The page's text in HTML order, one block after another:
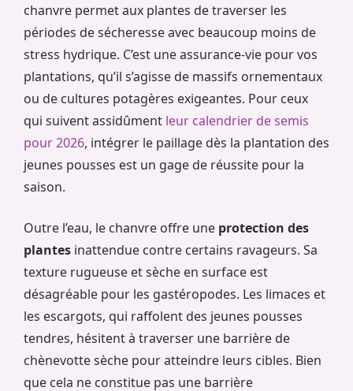
chanvre permet aux plantes de traverser les
périodes de sécheresse avec beaucoup moins de
stress hydrique. C’est une assurance-vie pour vos
plantations, qu’il s’agisse de massifs ornementaux
ou de cultures potagères exigeantes. Pour ceux
qui suivent assidûment leur calendrier de semis
pour 2026, intégrer le paillage dès la plantation des
jeunes pousses est un gage de réussite pour la
saison.
Outre l’eau, le chanvre offre une protection des
plantes inattendue contre certains ravageurs. Sa
texture rugueuse et sèche en surface est
désagréable pour les gastéropodes. Les limaces et
les escargots, qui raffolent des jeunes pousses
tendres, hésitent à traverser une barrière de
chènevotte sèche pour atteindre leurs cibles. Bien
que cela ne constitue pas une barrière